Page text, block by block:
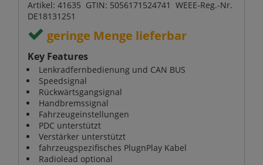
Artikel: 41635 GTIN: 5056171524741 WEEE-Reg.-Nr.
DE18131251
geringe Menge lieferbar
Key Features
Lenkradfernbedienung und CAN BUS
Speedsignal
Rückwärtsgangsignal
Handbremssignal
Fahrzeugeinstellungen
PDC unterstützt
Verstärker unterstützt
fahrzeugspezifisches PlugnPlay Kabel
Radiolead optional